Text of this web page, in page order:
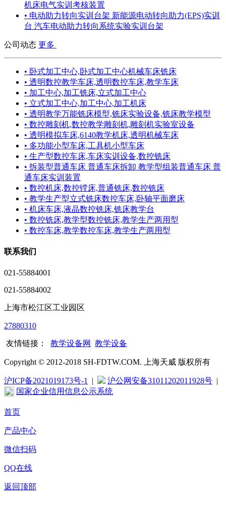
机床电气实训考核装置
• 电动助力转向实训台架 新能源电动转向助力(EPS)实训
台 汽车电动助力转向系统实验实训台架
公司动态 更多
• 卧式加工中心,卧式加工中心机械车床铣床
• 透明数控教学车床,透明数控车床,教学车床
• 加工中心,加工铣床,立式加工中心
• 立式加工中心,加工中心,加工机床
• 透明教学万能铣床模型,铣床实验设备,铣床教学模型
• 数控雕刻机,数控教学雕刻机,雕刻机实验室设备
• 透明模拟车床,6140教学机床,透明机械车床
• 多功能小型车床,工具机小型车床
• 生产型数控车床,车床实训设备,数控铣床
• 拆装型普通车床 普通车床拆卸 教学型组装普通车床 普
通车床实训装置
• 数控机床,数控镗床,普通铣床,数控铣床
• 教学生产型立式铣床数控车床,卧轴平面磨床
• 机床车床,液晶数控铣床,铣床教学台
• 数控铣床,教学型数控铣床,教学生产两用型
• 数控车床,教学数控车床,教学生产两用型
联系我们
021-55884001
021-55884002
上海市松江区工业园区
27880310
友情链接： 教学设备网 教学设备
Copyright © 2012-2018 SH-FDTW.COM. 上海天威 版权所有
沪ICP备2021019173号-1 | 沪公网安备31011202011928号 |
国家企业信用信息公示系统
首页
产品中心
微信扫码
QQ在线
返回顶部